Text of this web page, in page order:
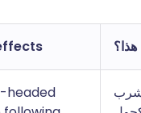
headed
تشرب